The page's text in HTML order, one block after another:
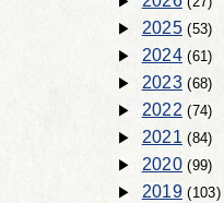
2025(53)
2024(61)
2023(68)
2022(74)
2021(84)
2020(99)
2019(103)